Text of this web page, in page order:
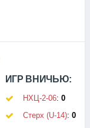
ИГР ВНИЧЬЮ:
НХЦ-2-06: 0
Стерх (U-14): 0